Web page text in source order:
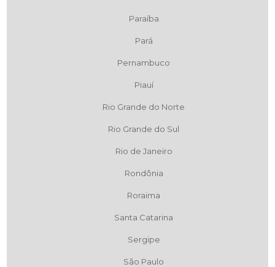
Paraíba
Pará
Pernambuco
Piauí
Rio Grande do Norte
Rio Grande do Sul
Rio de Janeiro
Rondônia
Roraima
Santa Catarina
Sergipe
São Paulo